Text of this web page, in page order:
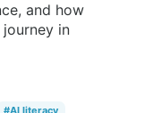
and how
in
#AI literacy